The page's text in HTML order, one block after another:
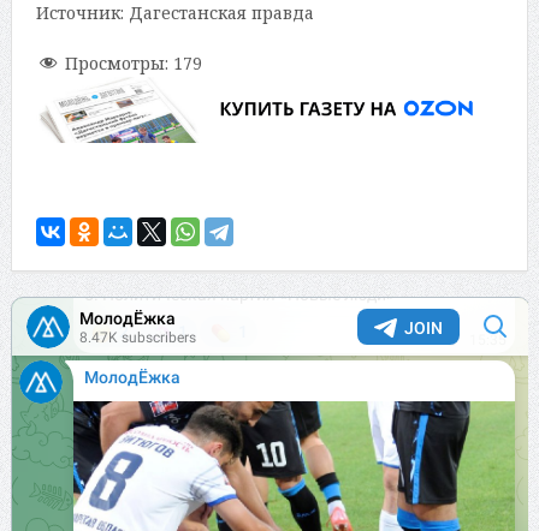
Источник: Дагестанская правда
Просмотры: 179